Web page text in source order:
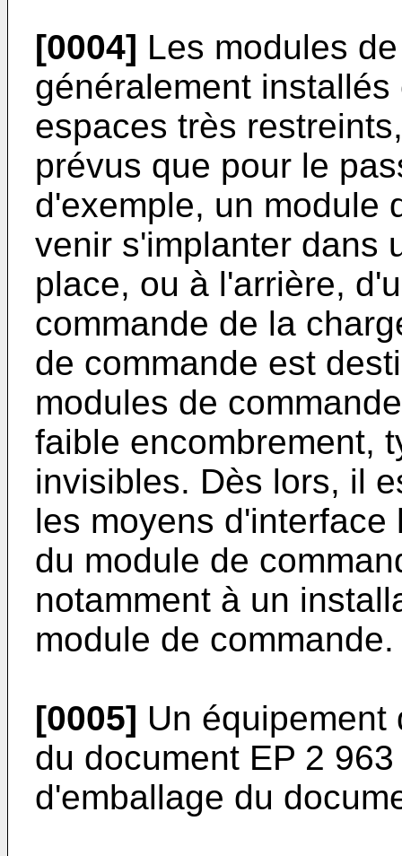
[0004] Les modules
généralement
espaces très
prévus que pour le
d'exemple, un module
venir s'implanter dans
place, ou à l'arrière,
commande de la
de commande est
modules de
faible encombrement,
invisibles. Dès lors, il
les moyens
du module de
notamment à un
module de commande.
[0005] Un
du document EP 2
d'emballage du